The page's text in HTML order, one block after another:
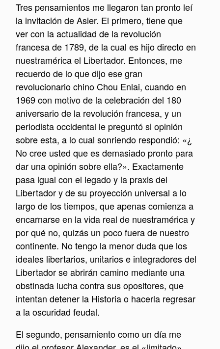
Tres pensamientos me llegaron tan pronto leí
la invitación de Asier. El primero, tiene que
ver con la actualidad de la revolución
francesa de 1789, de la cual es hijo directo en
nuestramérica el Libertador. Entonces, me
recuerdo de lo que dijo ese gran
revolucionario chino Chou Enlai, cuando en
1969 con motivo de la celebración del 180
aniversario de la revolución francesa, y un
periodista occidental le preguntó si opinión
sobre esta, a lo cual sonriendo respondió: «¿
No cree usted que es demasiado pronto para
dar una opinión sobre ella?». Exactamente
pasa igual con el legado y la praxis del
Libertador y de su proyección universal a lo
largo de los tiempos, que apenas comienza a
encarnarse en la vida real de nuestramérica y
por qué no, quizás un poco fuera de nuestro
continente. No tengo la menor duda que los
ideales libertarios, unitarios e integradores del
Libertador se abrirán camino mediante una
obstinada lucha contra sus opositores, que
intentan detener la Historia o hacerla regresar
a la oscuridad feudal.
El segundo, pensamiento como un día me